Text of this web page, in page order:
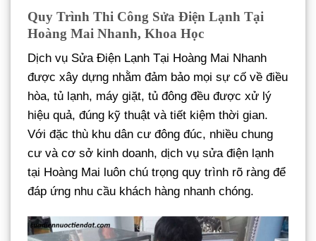
Quy Trình Thi Công Sửa Điện Lạnh Tại
Hoàng Mai Nhanh, Khoa Học
Dịch vụ Sửa Điện Lạnh Tại Hoàng Mai Nhanh
được xây dựng nhằm đảm bảo mọi sự cố về điều
hòa, tủ lạnh, máy giặt, tủ đông đều được xử lý
hiệu quả, đúng kỹ thuật và tiết kiệm thời gian.
Với đặc thù khu dân cư đông đúc, nhiều chung
cư và cơ sở kinh doanh, dịch vụ sửa điện lạnh
tại Hoàng Mai luôn chú trọng quy trình rõ ràng để
đáp ứng nhu cầu khách hàng nhanh chóng.